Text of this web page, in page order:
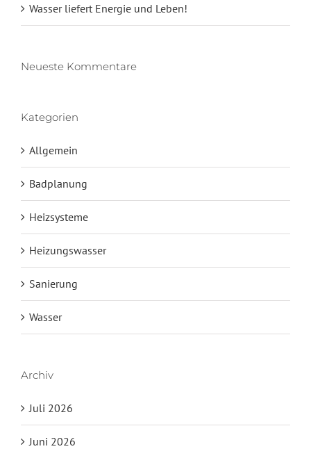
Wasser liefert Energie und Leben!
Neueste Kommentare
Kategorien
Allgemein
Badplanung
Heizsysteme
Heizungswasser
Sanierung
Wasser
Archiv
Juli 2026
Juni 2026